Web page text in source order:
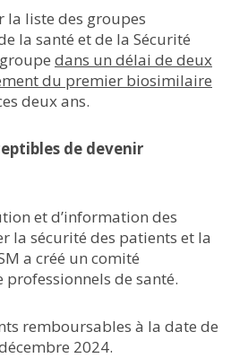
la liste des groupes
la santé et de la Sécurité
dans un délai de deux
du premier biosimilaire
deux ans.
de devenir
et d’information des
la sécurité des patients et la
a créé un comité
professionnels de santé.
remboursables à la date de
2024.